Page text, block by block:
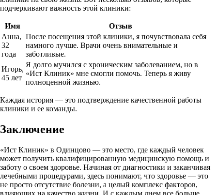
подчеркивают важность этой клиники:
Имя
Отзыв
Анна,
32
года
После посещения этой клиники, я почувствовала себя
намного лучше. Врачи очень внимательные и
заботливые.
Игорь,
45 лет
Я долго мучился с хроническим заболеванием, но в
«Ист Клиник» мне смогли помочь. Теперь я живу
полноценной жизнью.
Каждая история — это подтверждение качественной работы
клиники и ее команды.
Заключение
«Ист Клиник» в Одинцово — это место, где каждый человек
может получить квалифицированную медицинскую помощь и
заботу о своем здоровье. Начиная от диагностики и заканчивая
лечебными процедурами, здесь понимают, что здоровье — это
не просто отсутствие болезни, а целый комплекс факторов,
влияющих на качество жизни. И с каждым днем все больше